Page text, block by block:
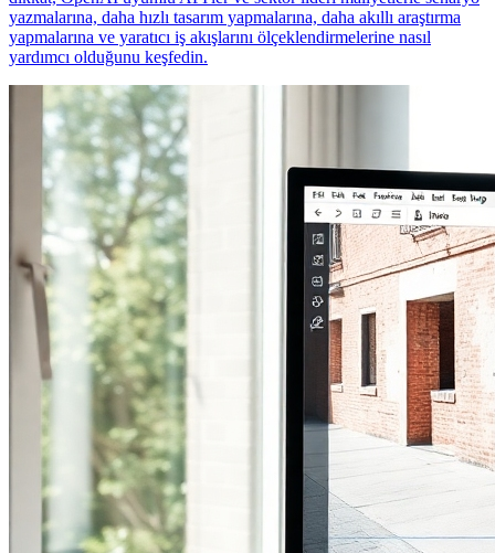
yazmalarına, daha hızlı tasarım yapmalarına, daha akıllı araştırma
yapmalarına ve yaratıcı iş akışlarını ölçeklendirmelerine nasıl
yardımcı olduğunu keşfedin.